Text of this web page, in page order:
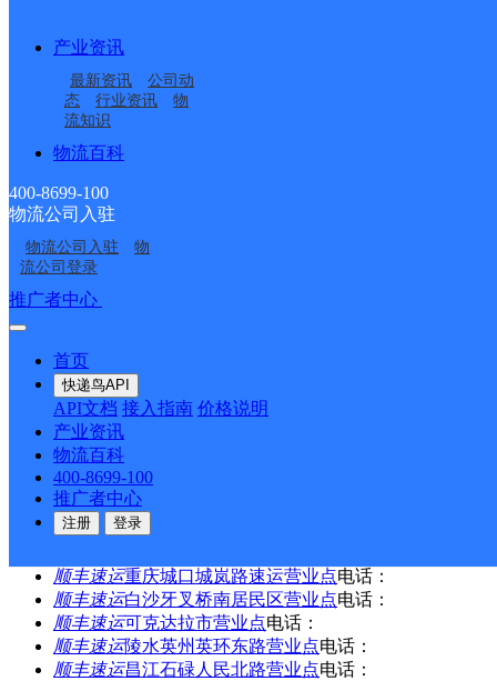
产业资讯
最新资讯
公司动
态
行业资讯
物
流知识
物流百科
400-8699-100
物流公司入驻
物流公司入驻
物
流公司登录
推广者中心
首页
快递鸟API
API文档 接入指南 价格说明
产业资讯
物流百科
400-8699-100
推广者中心
注册 登录
派送范围:复兴路，振兴路，利河路（运输公司以北），黄河
胜兴路，顺河路. 井下，胜坨通知自提. 董集镇电话：
东营广饶县
派送范围:广饶县城，广饶县经济开发区：南始綦公路、北止
配），稻庄镇政府驻地，西水工业园，广饶镇工业园，李鹊镇
1
>
尾页
最新网点
圆通速递乐东县
顺丰速运重庆垫江桂西大道营业站
顺丰速运保亭三道农场速运营业点
顺丰速运重庆城口城岚路速运营业点电话：
顺丰速运白沙牙叉桥南居民区营业点电话：
顺丰速运可克达拉市营业点电话：
顺丰速运陵水英州英环东路营业点电话：
顺丰速运昌江石碌人民北路营业点电话：